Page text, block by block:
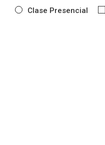
Clase Presencial